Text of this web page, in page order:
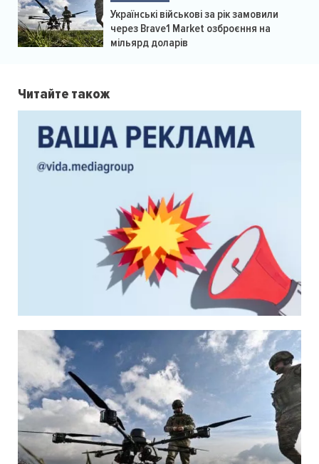
Українські військові за рік замовили
через Brave1 Market озброєння на
мільярд доларів
Читайте також